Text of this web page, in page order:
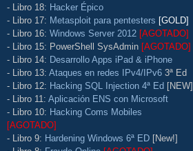
- Libro 18: Hacker Épico
- Libro 17: Metasploit para pentesters [GOLD]
- Libro 16: Windows Server 2012 [AGOTADO]
- Libro 15: PowerShell SysAdmin [AGOTADO]
- Libro 14: Desarrollo Apps iPad & iPhone
- Libro 13: Ataques en redes IPv4/IPv6 3ª Ed
- Libro 12: Hacking SQL Injection 4ª Ed [NEW]
- Libro 11: Aplicación ENS con Microsoft
- Libro 10: Hacking Coms Mobiles
[AGOTADO]
- Libro 9: Hardening Windows 6ª ED [New!]